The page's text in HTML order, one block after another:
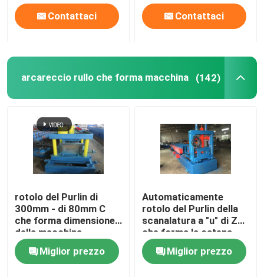
Contattaci Contattaci
arcareccio rullo che forma macchina (142)
rotolo del Purlin di
300mm - di 80mm C
che forma dimensione
della macchina
7.5mx1.8mx1.4m
Miglior prezzo
Automaticamente
rotolo del Purlin della
scanalatura a "u" di Z
che forma la catena
della macchina o
sistema determinato
trasmissione
Miglior prezzo